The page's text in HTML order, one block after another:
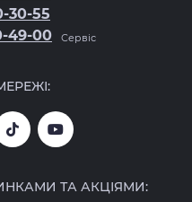
30-55
49-00
Сервіс
ТА АКЦІЯМИ: